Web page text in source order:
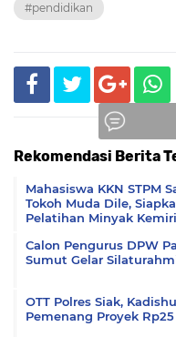
#pendidikan
Rekomendasi Berita
Mahasiswa KKN STPM
Tokoh Muda Dile,
Pelatihan Minyak Kemiri
Calon Pengurus DPW
Sumut Gelar
OTT Polres Siak,
Pemenang Proyek